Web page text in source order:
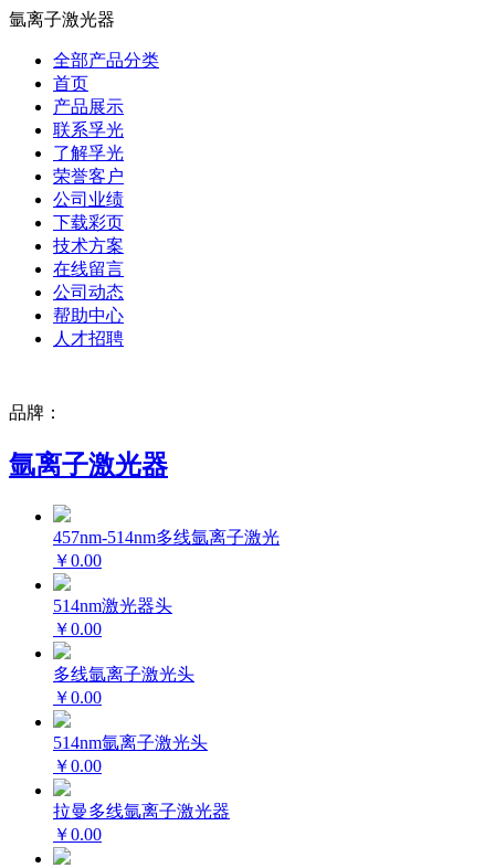
氩离子激光器
全部产品分类
首页
产品展示
联系孚光
了解孚光
荣誉客户
公司业绩
下载彩页
技术方案
在线留言
公司动态
帮助中心
人才招聘
品牌：
氩离子激光器
457nm-514nm多线氩离子激光
￥0.00
514nm激光器头
￥0.00
多线氩离子激光头
￥0.00
514nm氩离子激光头
￥0.00
拉曼多线氩离子激光器
￥0.00